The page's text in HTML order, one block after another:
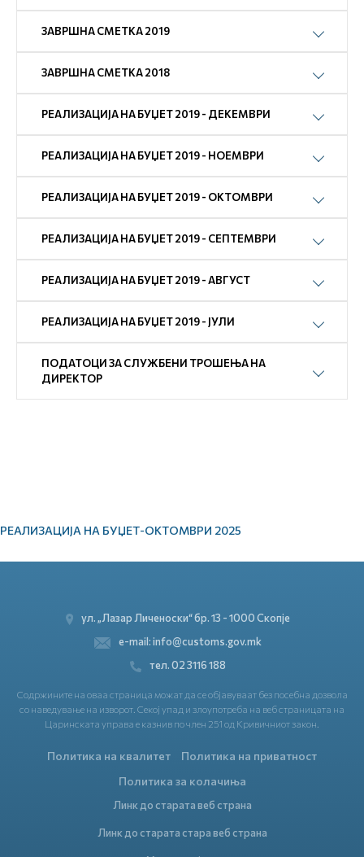
ЗАВРШНА СМЕТКА 2019
ЗАВРШНА СМЕТКА 2018
РЕАЛИЗАЦИЈА НА БУЏЕТ 2019 - ДЕКЕМВРИ
РЕАЛИЗАЦИЈА НА БУЏЕТ 2019 - НОЕМВРИ
РЕАЛИЗАЦИЈА НА БУЏЕТ 2019 - ОКТОМВРИ
РЕАЛИЗАЦИЈА НА БУЏЕТ 2019 - СЕПТЕМВРИ
РЕАЛИЗАЦИЈА НА БУЏЕТ 2019 - АВГУСТ
РЕАЛИЗАЦИЈА НА БУЏЕТ 2019 - ЈУЛИ
ПОДАТОЦИ ЗА СЛУЖБЕНИ ТРОШЕЊА НА
ДИРЕКТОР
ул. „Лазар Личеноски“ бр. 13 - 1000 Скопје
e-mail: info@customs.gov.mk
тел. 02 3116 188
Содржините на оваа страница можат да се објавуваат без посебна дозвола
со наведување на изворот. Секој упад и злоупотреба на веб страницата на
Царинската управа е казнив по член 251 од Кривичниот закон.
Политика на квалитет
Политика на приватност
Политика за колачиња
Линк до старата веб страна
Линк до старата стара веб страна
РЕАЛИЗАЦИЈА НА БУЏЕТ-ОКТОМВРИ 2025